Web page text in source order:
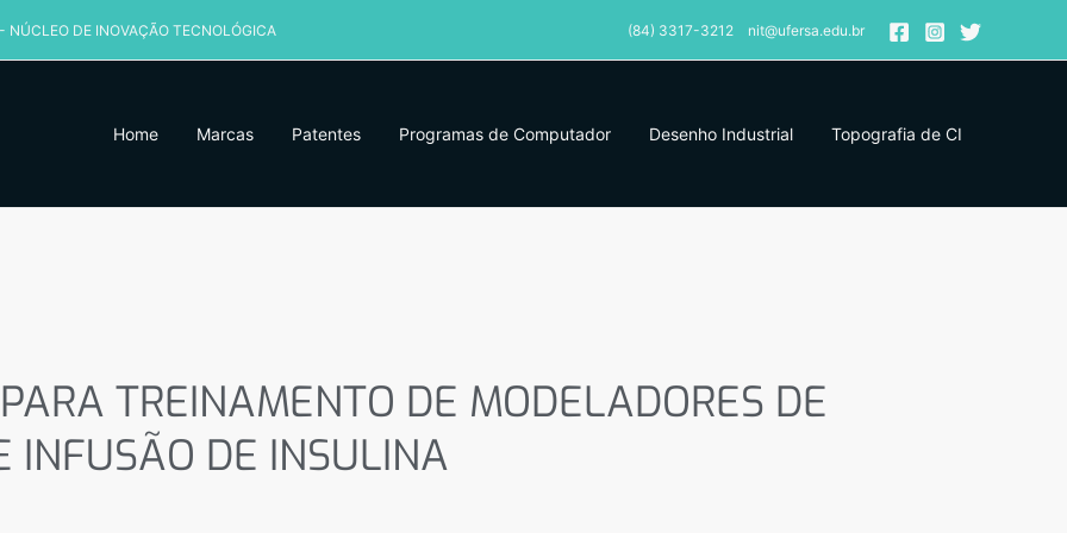
NÚCLEO DE INOVAÇÃO TECNOLÓGICA (84) 3317-3212 nit@ufersa.edu.br
Home Marcas Patentes Programas de Computador Desenho Industrial Topografia de CI
TREINAMENTO DE MODELADORES DE
INFUSÃO DE INSULINA